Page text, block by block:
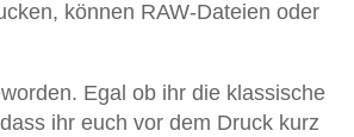
können RAW-Dateien oder
Egal ob ihr die klassische
ihr euch vor dem Druck kurz